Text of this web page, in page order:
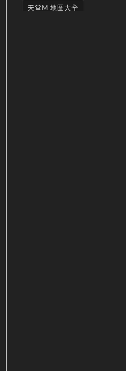
天堂M 地圖大全